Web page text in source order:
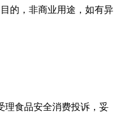
的，非商业用途，如有异
理食品安全消费投诉，妥